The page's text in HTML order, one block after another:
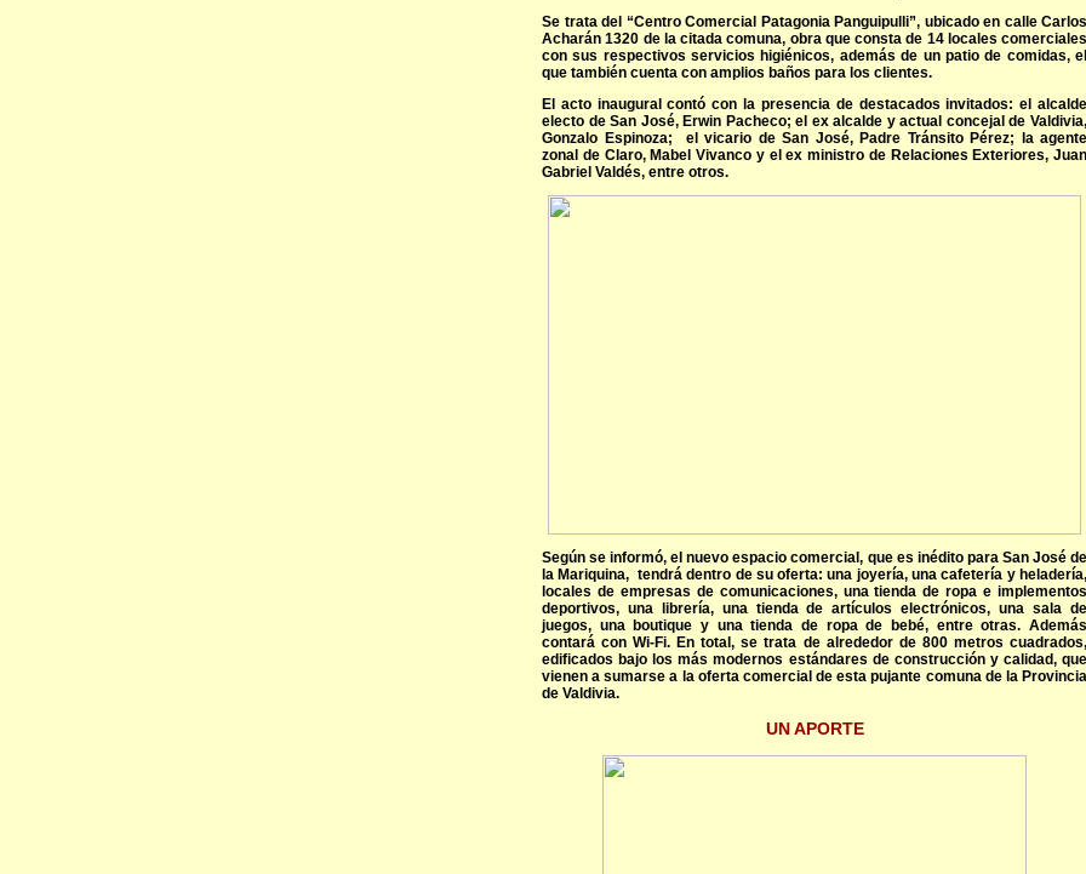
Se trata del “Centro Comercial Patagonia Panguipulli”, ubicado en calle Carlos
Acharán 1320 de la citada comuna, obra que consta de 14 locales comerciales
con sus respectivos servicios higiénicos, además de un patio de comidas, el
que también cuenta con amplios baños para los clientes.
El acto inaugural contó con la presencia de destacados invitados: el alcalde
electo de San José, Erwin Pacheco; el ex alcalde y actual concejal de Valdivia,
Gonzalo Espinoza; el vicario de San José, Padre Tránsito Pérez; la agente
zonal de Claro, Mabel Vivanco y el ex ministro de Relaciones Exteriores, Juan
Gabriel Valdés, entre otros.
Según se informó, el nuevo espacio comercial, que es inédito para San José de
la Mariquina, tendrá dentro de su oferta: una joyería, una cafetería y heladería,
locales de empresas de comunicaciones, una tienda de ropa e implementos
deportivos, una librería, una tienda de artículos electrónicos, una sala de
juegos, una boutique y una tienda de ropa de bebé, entre otras. Además
contará con Wi-Fi. En total, se trata de alrededor de 800 metros cuadrados,
edificados bajo los más modernos estándares de construcción y calidad, que
vienen a sumarse a la oferta comercial de esta pujante comuna de la Provincia
de Valdivia.
UN APORTE